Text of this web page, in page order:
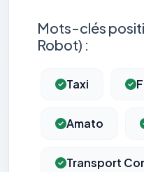
Mots-clés
Robot) :
Taxi
Amato
Transport